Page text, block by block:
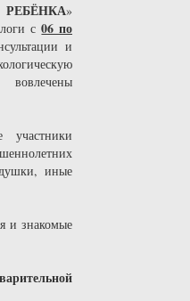
»
с06 по
и
иные
и знакомые